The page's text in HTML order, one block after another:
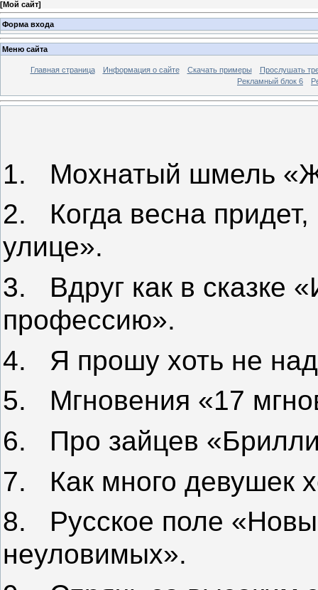
[Мой сайт]
Форма входа
Меню сайта
Главная страница Информация о сайте Скачать примеры
Прослушать
Рекламный блок 6
1.
Мохнатый шмель
2.
Когда весна
улице».
3.
Вдруг как в сказке
профессию».
4.
Я прошу хоть не
5.
Мгновения «17
6.
Про зайцев
7.
Как много девушек
8.
Русское поле
неуловимых».